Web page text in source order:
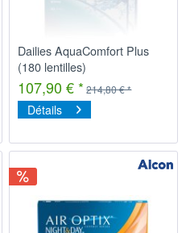
Dailies AquaComfort Plus
(180 lentilles)
107,90 € * 214,80 € *
Détails